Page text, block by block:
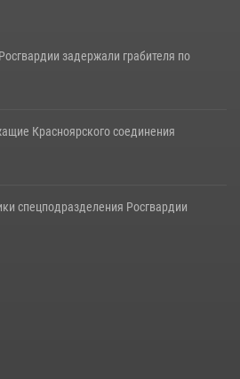
задержали грабителя по
Красноярского соединения
спецподразделения Росгвардии